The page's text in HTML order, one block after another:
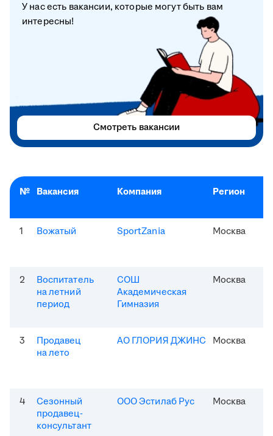
№ Вакансия Компания Регион
1 Вожатый SportZania Москва
2
Воспитатель
на летний
период
СОШ
Академическая
Гимназия
Москва
3
Продавец
на лето
АО ГЛОРИЯ ДЖИНС Москва
4
Сезонный
продавец-
консультант
ООО Эстилаб Рус Москва
У нас есть вакансии, которые могут быть вам
интересны!
Смотреть вакансии